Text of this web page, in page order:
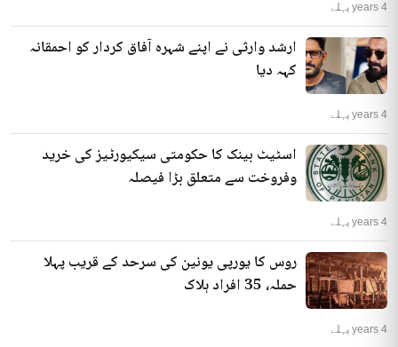
4 years پہلے
ارشد وارثی نے اپنے شہرہ آفاق کردار کو احمقانہ
کہہ دیا
4 years پہلے
اسٹیٹ بینک کا حکومتی سیکیورٹیز کی خرید
وفروخت سے متعلق بڑا فیصلہ
4 years پہلے
روس کا یورپی یونین کی سرحد کے قریب پہلا
حملہ، 35 افراد ہلاک
4 years پہلے